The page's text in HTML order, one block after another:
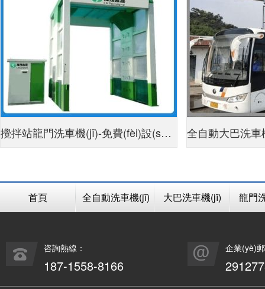
攪拌站龍門洗車機(jī)-免費(fèi)設(shè)
全自動大巴洗
首頁 全自動洗車機(jī) 大巴洗車機(jī) 龍門
咨詢熱線：
187-1558-8166
企業(yè)